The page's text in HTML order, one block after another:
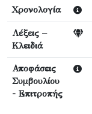
Χρονολογία
Λέξεις –
Κλειδιά
Αποφάσεις
Συμβουλίου
- Επιτροπής